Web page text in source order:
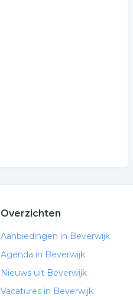
Overzichten
Aanbiedingen in Beverwijk
Agenda in Beverwijk
Nieuws uit Beverwijk
Vacatures in Beverwijk